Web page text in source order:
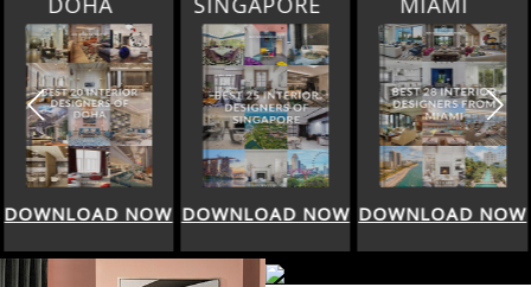
DOWNLOAD NOW DOWNLOAD NOW DOWNLOAD NOW